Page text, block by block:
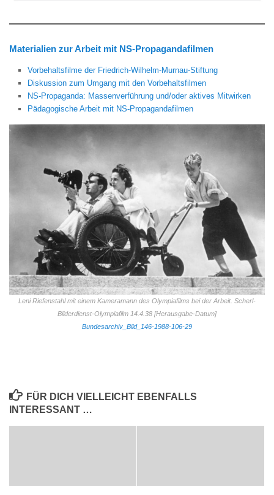
Materialien zur Arbeit mit NS-Propagandafilmen
Vorbehaltsfilme der Friedrich-Wilhelm-Murnau-Stiftung
Diskussion zum Umgang mit den Vorbehaltsfilmen
NS-Propaganda: Massenverführung und/oder aktives Mitwirken
Pädagogische Arbeit mit NS-Propagandafilmen
Leni Riefenstahl mit einem Kameramann des Olympiafilms bei der Arbeit. Scherl-
Bilderdienst-Olympiafilm 14.4.38 [Herausgabe-Datum]
Bundesarchiv_Bild_146-1988-106-29
FÜR DICH VIELLEICHT EBENFALLS
INTERESSANT …